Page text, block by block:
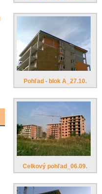
Pohľad - blok A_27.10.
Celkový pohľad_06.09.